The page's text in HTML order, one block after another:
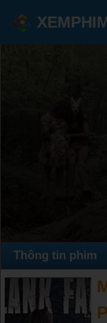
Thông tin phim